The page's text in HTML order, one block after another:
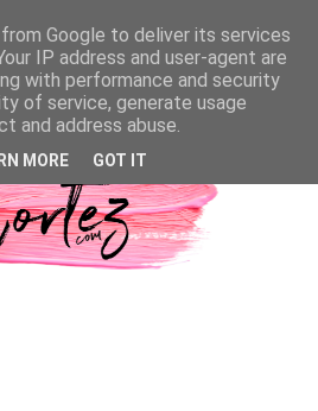
Google to deliver its services
IP address and user-agent are
with performance and security
of service, generate usage
and address abuse.
MORE GOT IT